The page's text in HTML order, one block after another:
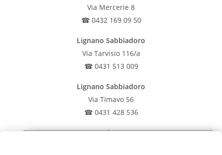
Via Mercerie 8
☎ 0432 169 09 50
Lignano Sabbiadoro
Via Tarvisio 116/a
☎ 0431 513 009
Lignano Sabbiadoro
Via Timavo 56
☎ 0431 428 536
Latisana